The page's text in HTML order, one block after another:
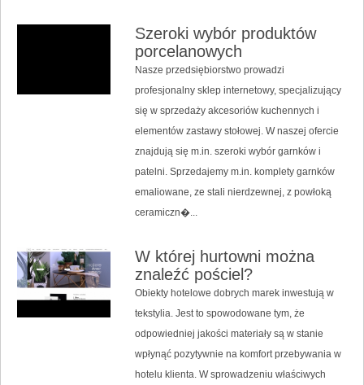
Szeroki wybór produktów
porcelanowych
Nasze przedsiębiorstwo prowadzi
profesjonalny sklep internetowy, specjalizujący
się w sprzedaży akcesoriów kuchennych i
elementów zastawy stołowej. W naszej ofercie
znajdują się m.in. szeroki wybór garnków i
patelni. Sprzedajemy m.in. komplety garnków
emaliowane, ze stali nierdzewnej, z powłoką
ceramiczn�...
W której hurtowni można
znaleźć pościel?
Obiekty hotelowe dobrych marek inwestują w
tekstylia. Jest to spowodowane tym, że
odpowiedniej jakości materiały są w stanie
wpłynąć pozytywnie na komfort przebywania w
hotelu klienta. W sprowadzeniu właściwych